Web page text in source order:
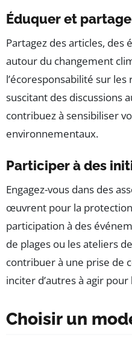
Éduquer et
Partagez des articles, des
autour du changement
l’écoresponsabilité sur les
suscitant des discussions
contribuez à sensibiliser
environnementaux.
Participer à des
Engagez-vous dans des
œuvrent pour la
participation à des
de plages ou les ateliers
contribuer à une prise de
inciter d’autres à agir
Choisir un